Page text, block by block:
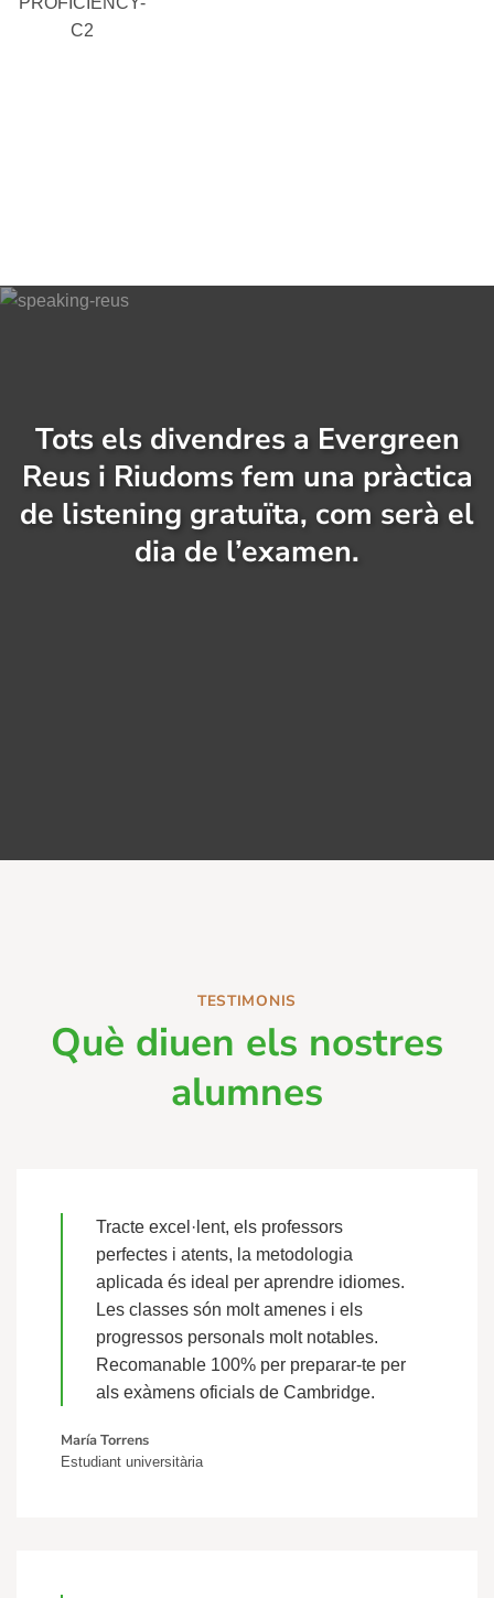
C2
Tots els divendres a Evergreen
Reus i Riudoms fem una pràctica
de listening gratuïta, com serà el
dia de l’examen.
TESTIMONIS
Què diuen els nostres
alumnes
Tracte excel·lent, els professors
perfectes i atents, la metodologia
aplicada és ideal per aprendre idiomes.
Les classes són molt amenes i els
progressos personals molt notables.
Recomanable 100% per preparar-te per
als exàmens oficials de Cambridge.
María Torrens
Estudiant universitària